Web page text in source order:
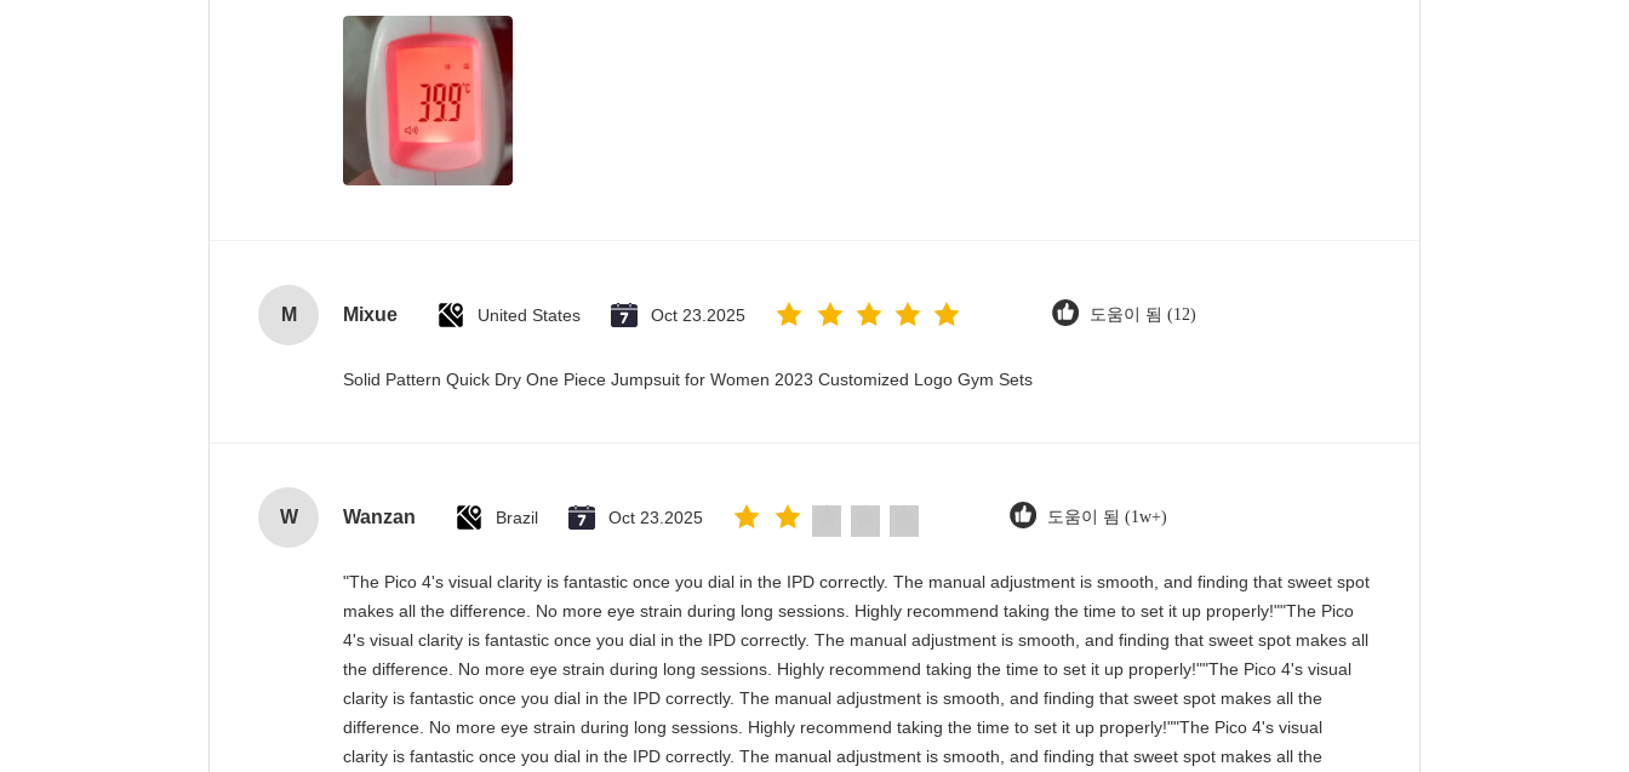
M Mixue United States Oct 23.2025 도움이 됨 (12)
Solid Pattern Quick Dry One Piece Jumpsuit for Women 2023 Customized Logo Gym Sets
W Wanzan Brazil Oct 23.2025 도움이 됨 (1w+)
"The Pico 4's visual clarity is fantastic once you dial in the IPD correctly. The manual adjustment is smooth, and finding that sweet spot
makes all the difference. No more eye strain during long sessions. Highly recommend taking the time to set it up properly!""The Pico
4's visual clarity is fantastic once you dial in the IPD correctly. The manual adjustment is smooth, and finding that sweet spot makes all
the difference. No more eye strain during long sessions. Highly recommend taking the time to set it up properly!""The Pico 4's visual
clarity is fantastic once you dial in the IPD correctly. The manual adjustment is smooth, and finding that sweet spot makes all the
difference. No more eye strain during long sessions. Highly recommend taking the time to set it up properly!""The Pico 4's visual
clarity is fantastic once you dial in the IPD correctly. The manual adjustment is smooth, and finding that sweet spot makes all the